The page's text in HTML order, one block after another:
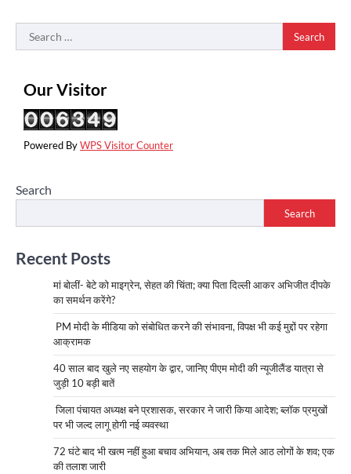
Search
for:
Our Visitor
Powered ByWPS Visitor Counter
Search
Search
Recent Posts
मां बोलीं- बेटे को माइग्रेन, सेहत की चिंता; क्या पिता दिल्ली आकर अभिजीत दीपके
का समर्थन करेंगे?
PM मोदी के मीडिया को संबोधित करने की संभावना, विपक्ष भी कई मुद्दों पर रहेगा
आक्रामक
40 साल बाद खुले नए सहयोग के द्वार, जानिए पीएम मोदी की न्यूजीलैंड यात्रा से
जुड़ी 10 बड़ी बातें
जिला पंचायत अध्यक्ष बने प्रशासक, सरकार ने जारी किया आदेश; ब्लॉक प्रमुखों
पर भी जल्द लागू होगी नई व्यवस्था
72 घंटे बाद भी खत्म नहीं हुआ बचाव अभियान, अब तक मिले आठ लोगों के शव; एक
की तलाश जारी